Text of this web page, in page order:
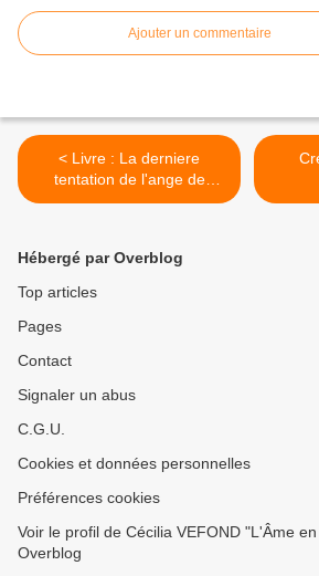
Ajouter un commentaire
< Livre : La derniere
tentation de l'ange de
Damien Maire originaire de
Hébergé par Overblog
Top articles
Pages
Contact
Signaler un abus
C.G.U.
Cookies et données personnelles
Préférences cookies
Voir le profil de Cécilia VEFOND "L'Âme
Overblog